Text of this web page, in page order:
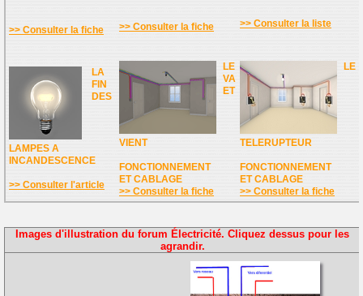
>> Consulter la fiche >> Consulter la fiche >> Consulter la liste
LA
FIN
DES
LAMPES A
INCANDESCENCE
>> Consulter l'article
LE
VA
ET
VIENT
FONCTIONNEMENT
ET CABLAGE
>> Consulter la fiche
LE
TELERUPTEUR
FONCTIONNEMENT
ET CABLAGE
>> Consulter la fiche
Images d'illustration du forum Électricité. Cliquez dessus pour les
agrandir.